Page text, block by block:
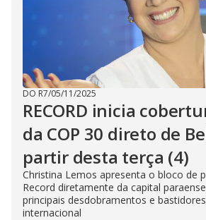
DO R7/05/11/2025
RECORD inicia
da COP 30 direto de
partir desta terça (4)
Christina Lemos apresenta o bloco de
Record diretamente da capital
principais desdobramentos e
internacional